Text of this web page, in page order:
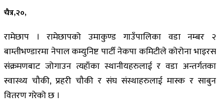
चैत्र,२०,
रामेछाप । रामेछापको उमाकुण्ड गाउँपालिका वडा नम्बर २
बाम्तीभण्डारमा नेपाल कम्युनिष्ट पार्टी नेकपा कमिटीले कोरोना भाइरस
संक्रमणबाट जोगाउन त्यहाँका स्थानीयहरुलाई र वडा अन्तर्गतका
स्वास्थ्य चौकी, प्रहरी चौकी र संघ संस्थाहरुलाई मास्क र साबुन
वितरण गरेको छ ।